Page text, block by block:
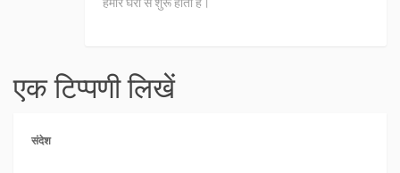
हमारे घरों से शुरू होता है।
एक टिप्पणी लिखें
संदेश